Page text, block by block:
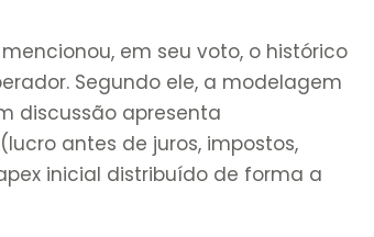
em seu voto, o histórico
Segundo ele, a modelagem
discussão apresenta
antes de juros, impostos,
inicial distribuído de forma a